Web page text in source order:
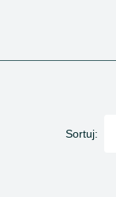
Sortuj: